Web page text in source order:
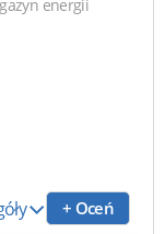
energii
+ Oceń